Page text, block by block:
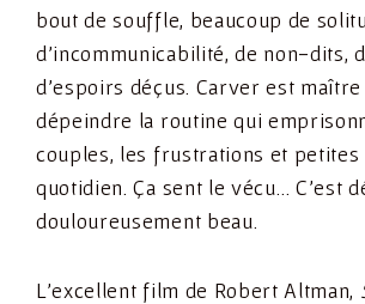
bout de souffle, beaucoup de
d’incommunicabilité, de non-dits,
d’espoirs déçus. Carver est maître
dépeindre la routine qui
couples, les frustrations et petites
quotidien. Ça sent le vécu… C’est
douloureusement beau.
L’excellent film de Robert Altman,